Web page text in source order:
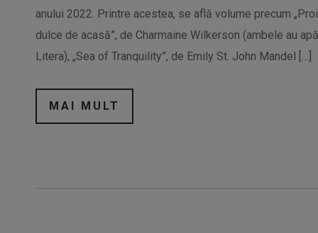
anului 2022. Printre acestea, se află volume precum
dulce de acasă”, de Charmaine Wilkerson (ambele au
Litera), „Sea of Tranquility”, de Emily St. John Mandel […]
MAI MULT